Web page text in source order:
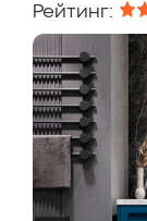
Рейтинг: